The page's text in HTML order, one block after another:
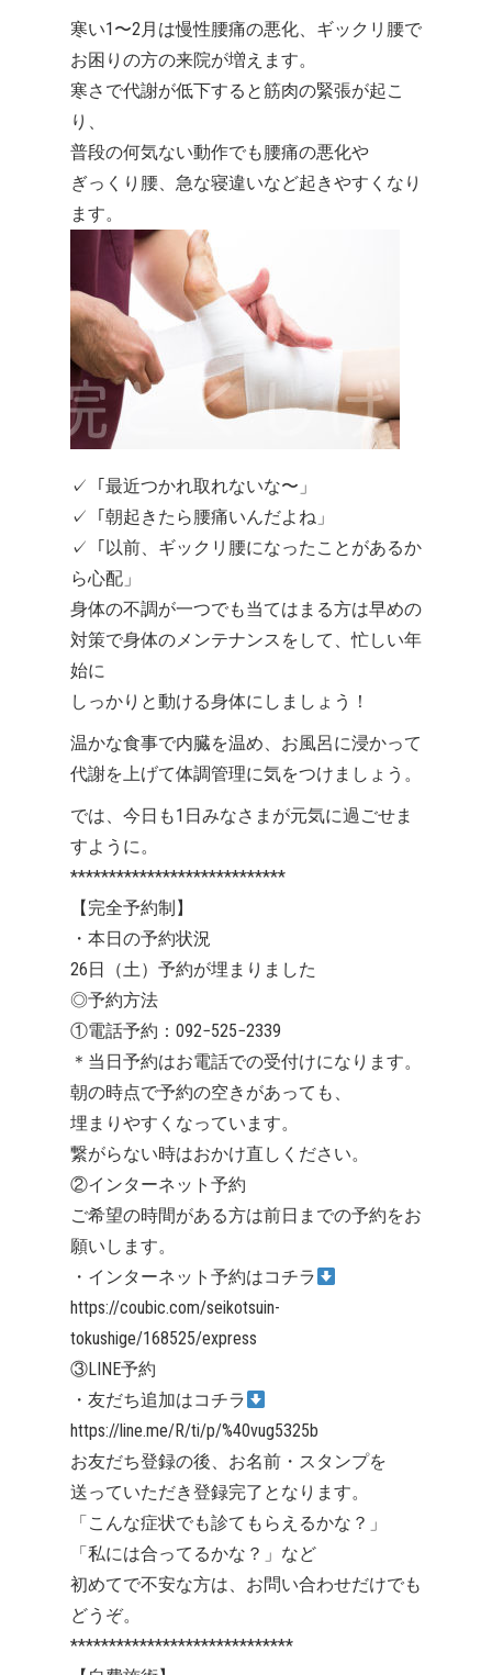
寒い1〜2月は慢性腰痛の悪化、ギックリ腰で
お困りの方の来院が増えます。
寒さで代謝が低下すると筋肉の緊張が起こ
り、
普段の何気ない動作でも腰痛の悪化や
ぎっくり腰、急な寝違いなど起きやすくなり
ます。
✓「最近つかれ取れないな〜」
✓「朝起きたら腰痛いんだよね」
✓「以前、ギックリ腰になったことがあるか
ら心配」
身体の不調が一つでも当てはまる方は早めの
対策で身体のメンテナンスをして、忙しい年
始に
しっかりと動ける身体にしましょう！
温かな食事で内臓を温め、お風呂に浸かって
代謝を上げて体調管理に気をつけましょう。
では、今日も1日みなさまが元気に過ごせま
すように。
****************************
【完全予約制】
・本日の予約状況
26日（土）予約が埋まりました
◎予約方法
①電話予約：092−525−2339
＊当日予約はお電話での受付けになります。
朝の時点で予約の空きがあっても、
埋まりやすくなっています。
繋がらない時はおかけ直しください。
②インターネット予約
ご希望の時間がある方は前日までの予約をお
願いします。
・インターネット予約はコチラ
https://coubic.com/seikotsuin-
tokushige/168525/express
③LINE予約
・友だち追加はコチラ
https://line.me/R/ti/p/%40vug5325b
お友だち登録の後、お名前・スタンプを
送っていただき登録完了となります。
「こんな症状でも診てもらえるかな？」
「私には合ってるかな？」など
初めてで不安な方は、お問い合わせだけでも
どうぞ。
*****************************